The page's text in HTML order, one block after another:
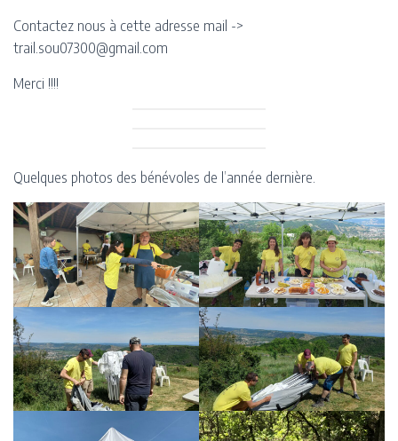
Contactez nous à cette adresse mail ->
trail.sou07300@gmail.com
Merci !!!!
Quelques photos des bénévoles de l’année dernière.